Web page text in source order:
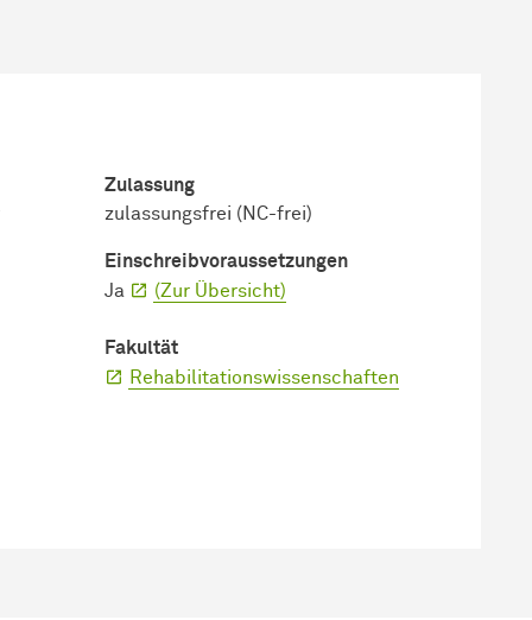
Zulassung
zulassungsfrei (NC-frei)
Einschreib­voraussetzungen
Ja
(Zur Übersicht)
Fakultät
Rehabilitationswissenschaften